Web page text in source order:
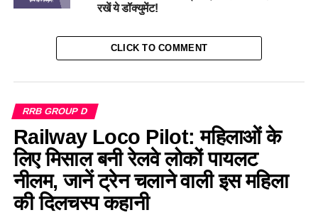
रखें ये डॉक्युमेंट!
CLICK TO COMMENT
RRB GROUP D
Railway Loco Pilot: महिलाओं के
लिए मिसाल बनी रेलवे लोकों पायलट
नीलम, जानें ट्रेन चलाने वाली इस महिला
की दिलचस्प कहानी